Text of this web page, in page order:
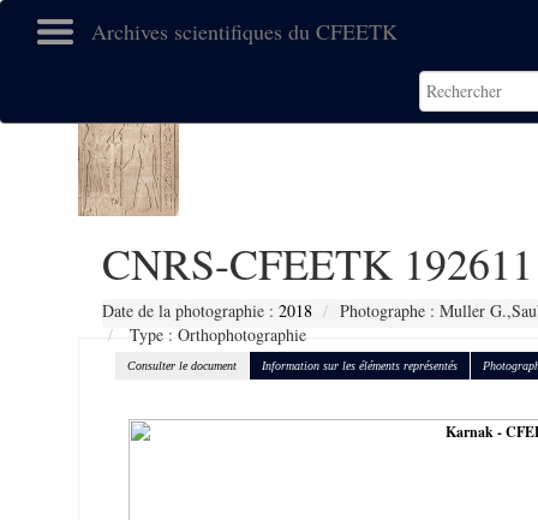
Archives scientifiques du CFEETK
CNRS-CFEETK 192611
Date de la photographie : 2018
Photographe : Muller
Type : Orthophotographie
Consulter le document Information sur les éléments représentés